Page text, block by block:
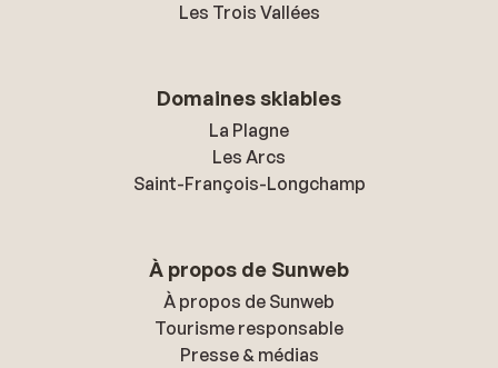
Les Trois Vallées
Domaines skiables
La Plagne
Les Arcs
Saint-François-Longchamp
À propos de Sunweb
À propos de Sunweb
Tourisme responsable
Presse & médias